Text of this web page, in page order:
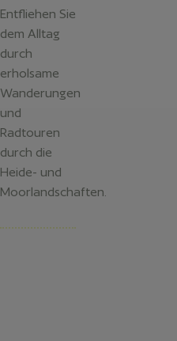
Entfliehen Sie
dem Alltag
durch
erholsame
Wanderungen
und
Radtouren
durch die
Heide- und
Moorlandschaften.